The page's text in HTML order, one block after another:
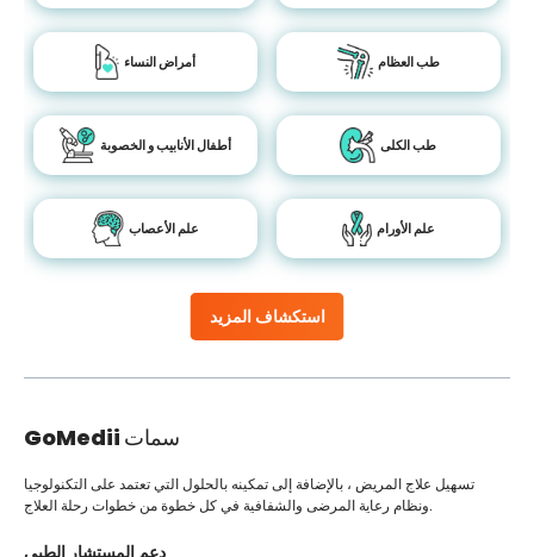
استكشاف المزيد
أمراض النساء طب العظام
أطفال الأنابيب و الخصوبة طب الكلى
علم الأعصاب علم الأورام
GoMedii سمات
تسهيل علاج المريض ، بالإضافة إلى تمكينه بالحلول التي تعتمد على التكنولوجيا
ونظام رعاية المرضى والشفافية في كل خطوة من خطوات رحلة العلاج.
دعم المستشار الطبي